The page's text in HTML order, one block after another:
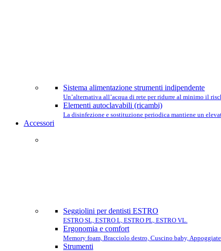
Sistema alimentazione strumenti indipendente
Un’alternativa all’acqua di rete per ridurre al minimo il
Elementi autoclavabili (ricambi)
La disinfezione e sostituzione periodica mantiene un
Accessori
Seggiolini per dentisti ESTRO
ESTRO SL, ESTRO L, ESTRO PL, ESTRO VL.
Ergonomia e comfort
Memory foam, Bracciolo destro, Cuscino baby,
Strumenti